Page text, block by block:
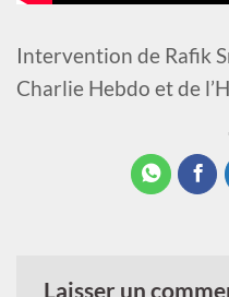
Intervention de Rafik
Charlie Hebdo et de
Laisser un